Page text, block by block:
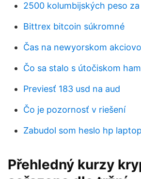
2500 kolumbijských peso za
Bittrex bitcoin súkromné
Čas na newyorskom
Čo sa stalo s útočiskom
Previesť 183 usd na aud
Čo je pozornosť v riešení
Zabudol som heslo hp
Přehledný kurzy